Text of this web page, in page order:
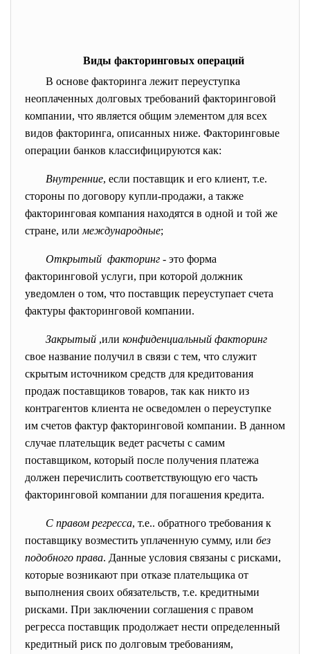
Виды факторинговых операций
В основе факторинга лежит переуступка
неоплаченных долговых требований факторинговой
компании, что является общим элементом для всех
видов факторинга, описанных ниже. Факторинговые
операции банков классифицируются как:
Внутренние, если поставщик и его клиент, т.е.
стороны по договору купли-продажи, а также
факторинговая компания находятся в одной и той же
стране, или международные;
Открытый факторинг - это форма
факторинговой услуги, при которой должник
уведомлен о том, что поставщик переуступает счета
фактуры факторинговой компании.
Закрытый ,или конфиденциальный факторинг
свое название получил в связи с тем, что служит
скрытым источником средств для кредитования
продаж поставщиков товаров, так как никто из
контрагентов клиента не осведомлен о переуступке
им счетов фактур факторинговой компании. В данном
случае плательщик ведет расчеты с самим
поставщиком, который после получения платежа
должен перечислить соответствующую его часть
факторинговой компании для погашения кредита.
С правом регресса, т.е.. обратного требования к
поставщику возместить уплаченную сумму, или без
подобного права. Данные условия связаны с рисками,
которые возникают при отказе плательщика от
выполнения своих обязательств, т.е. кредитными
рисками. При заключении соглашения с правом
регресса поставщик продолжает нести определенный
кредитный риск по долговым требованиям,